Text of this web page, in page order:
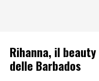
Rihanna, il
delle Barbados